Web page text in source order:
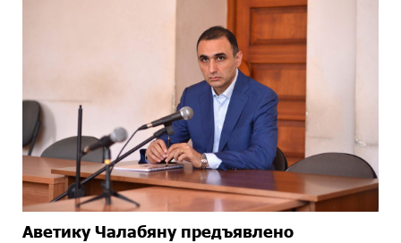
Аветику Чалабяну предъявлено